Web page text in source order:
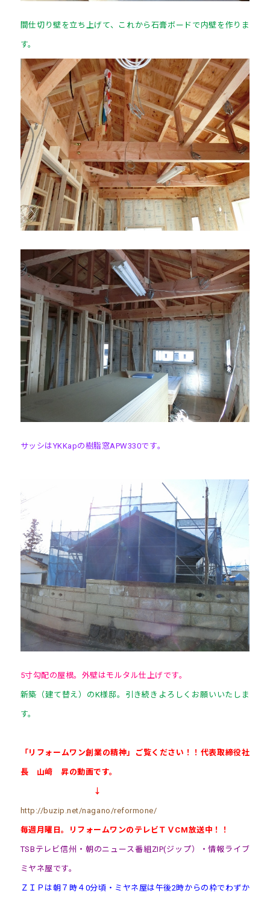
間仕切り壁を立ち上げて、これから石膏ボードで内壁を作りま
す。
サッシはYKKapの樹脂窓APW330です。
5寸勾配の屋根。外壁はモルタル仕上げです。
新築（建て替え）のK様邸。引き続きよろしくお願いいたしま
す。
「リフォームワン創業の精神」ご覧ください！！代表取締役社
長 山﨑 昇の動画です。
↓
http://buzip.net/nagano/reformone/
毎週月曜日。リフォームワンのテレビＴＶCM放送中！！
TSBテレビ信州・朝のニュース番組ZIP(ジップ）・情報ライブ
ミヤネ屋です。
ＺＩＰは朝７時４0分頃・ミヤネ屋は午後2時からの枠でわずか